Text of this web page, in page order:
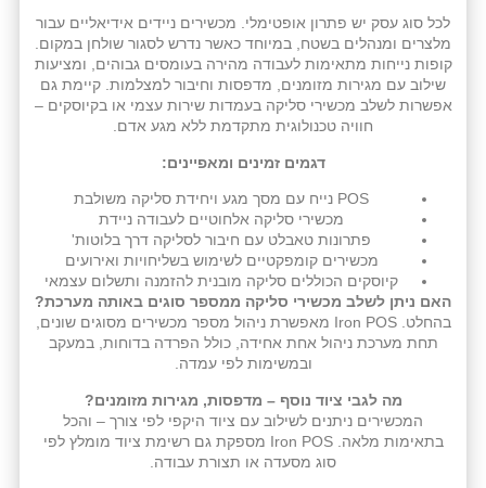
לכל סוג עסק יש פתרון אופטימלי. מכשירים ניידים אידיאליים עבור
מלצרים ומנהלים בשטח, במיוחד כאשר נדרש לסגור שולחן במקום.
קופות נייחות מתאימות לעבודה מהירה בעומסים גבוהים, ומציעות
שילוב עם מגירות מזומנים, מדפסות וחיבור למצלמות. קיימת גם
אפשרות לשלב מכשירי סליקה בעמדות שירות עצמי או בקיוסקים –
חוויה טכנולוגית מתקדמת ללא מגע אדם.
דגמים זמינים ומאפיינים:
POS נייח עם מסך מגע ויחידת סליקה משולבת
מכשירי סליקה אלחוטיים לעבודה ניידת
פתרונות טאבלט עם חיבור לסליקה דרך בלוטות'
מכשירים קומפקטיים לשימוש בשליחויות ואירועים
קיוסקים הכוללים סליקה מובנית להזמנה ותשלום עצמאי
האם ניתן לשלב מכשירי סליקה ממספר סוגים באותה מערכת?
בהחלט. Iron POS מאפשרת ניהול מספר מכשירים מסוגים שונים,
תחת מערכת ניהול אחת אחידה, כולל הפרדה בדוחות, במעקב
ובמשימות לפי עמדה.
מה לגבי ציוד נוסף – מדפסות, מגירות מזומנים?
המכשירים ניתנים לשילוב עם ציוד היקפי לפי צורך – והכל
בתאימות מלאה. Iron POS מספקת גם רשימת ציוד מומלץ לפי
סוג מסעדה או תצורת עבודה.